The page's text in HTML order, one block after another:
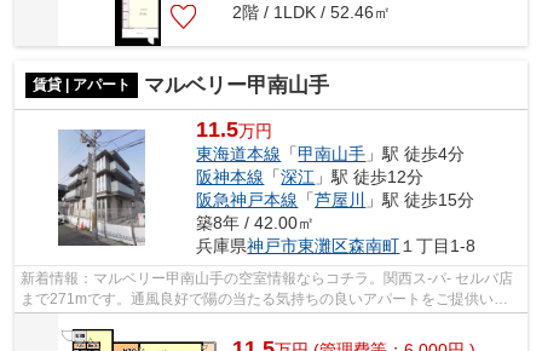
2階 / 1LDK / 52.46㎡
賃貸 | アパート マルベリー甲南山手
11.5万円
東海道本線 「甲南山手 」駅 徒歩4分
阪神本線 「深江 」駅 徒歩12分
阪急神戸本線 「芦屋川
」駅 徒歩15分
築8年 / 42.00㎡
兵庫県神戸市東灘区森南町 １丁目1-8
新着情報：マルベリー甲南山手の空室情報ならコチラ。関西ス-パ- セルバ店
まで271mです。通風良好で陽の当たる気持ちの良いアパートをご提供いた